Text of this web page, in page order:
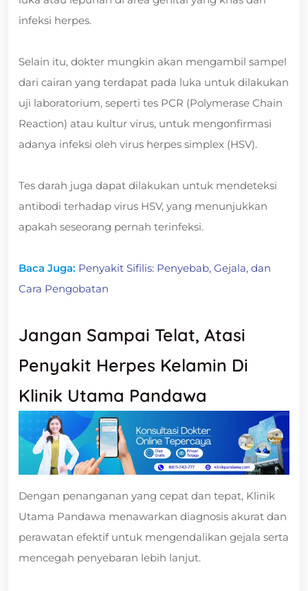
infeksi herpes.
Selain itu, dokter mungkin akan mengambil sampel
dari cairan yang terdapat pada luka untuk dilakukan
uji laboratorium, seperti tes PCR (Polymerase Chain
Reaction) atau kultur virus, untuk mengonfirmasi
adanya infeksi oleh virus herpes simplex (HSV).
Tes darah juga dapat dilakukan untuk mendeteksi
antibodi terhadap virus HSV, yang menunjukkan
apakah seseorang pernah terinfeksi.
Baca Juga: Penyakit Sifilis: Penyebab, Gejala, dan
Cara Pengobatan
Jangan Sampai Telat, Atasi
Penyakit Herpes Kelamin Di
Klinik Utama Pandawa
Dengan penanganan yang cepat dan tepat, Klinik
Utama Pandawa menawarkan diagnosis akurat dan
perawatan efektif untuk mengendalikan gejala serta
mencegah penyebaran lebih lanjut.